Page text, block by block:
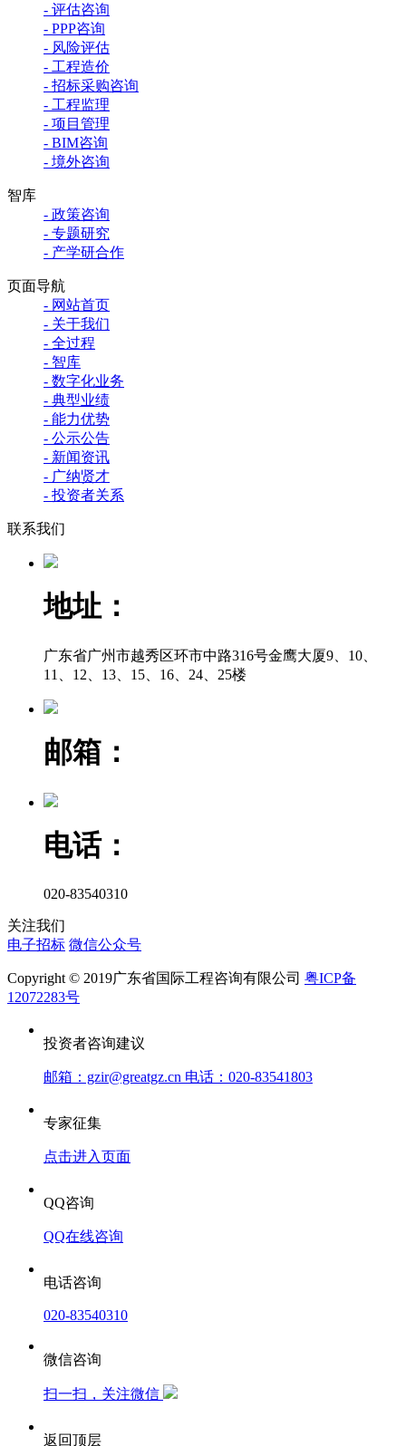
- 评估咨询
- PPP咨询
- 风险评估
- 工程造价
- 招标采购咨询
- 工程监理
- 项目管理
- BIM咨询
- 境外咨询
智库
- 政策咨询
- 专题研究
- 产学研合作
页面导航
- 网站首页
- 关于我们
- 全过程
- 智库
- 数字化业务
- 典型业绩
- 能力优势
- 公示公告
- 新闻资讯
- 广纳贤才
- 投资者关系
联系我们
地址：
广东省广州市越秀区环市中路316号金鹰大厦9、10、
11、12、13、15、16、24、25楼
邮箱：
电话：
020-83540310
关注我们
电子招标 微信公众号
Copyright © 2019广东省国际工程咨询有限公司 粤ICP备
12072283号
投资者咨询建议
邮箱：gzir@greatgz.cn 电话：020-83541803
专家征集
点击进入页面
QQ咨询
QQ在线咨询
电话咨询
020-83540310
微信咨询
扫一扫，关注微信
返回顶层